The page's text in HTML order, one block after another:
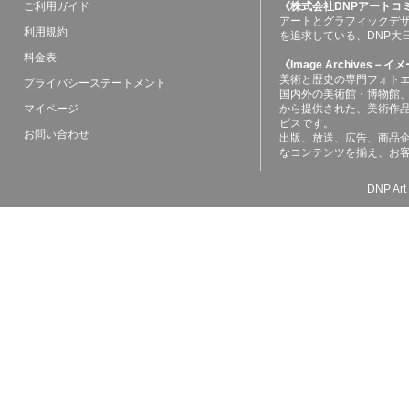
ご利用ガイド
利用規約
料金表
プライバシーステートメント
マイページ
お問い合わせ
《株式会社DNPアート
アートとグラフィックデ
を追求している、DNP大
《Image Archives－イ
美術と歴史の専門フォト
国内外の美術館・博物館
から提供された、美術作
ビスです。
出版、放送、広告、商品
なコンテンツを揃え、お
DNP